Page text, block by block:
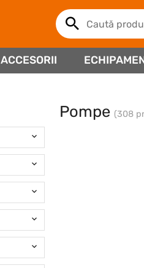
ACCESORII
Pompe (308